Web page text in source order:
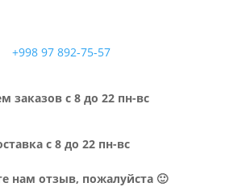
+998 97 892-75-57
заказов с 8 до 22 пн-вс
с 8 до 22 пн-вс
нам отзыв, пожалуйста 🙂